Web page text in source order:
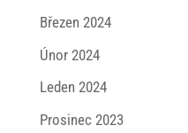
Březen 2024
Únor 2024
Leden 2024
Prosinec 2023